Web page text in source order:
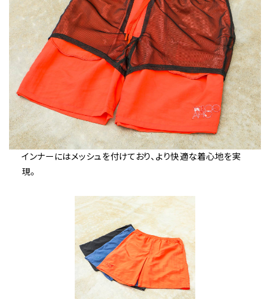
インナーにはメッシュを付けており、より快適な着心地を実
現。